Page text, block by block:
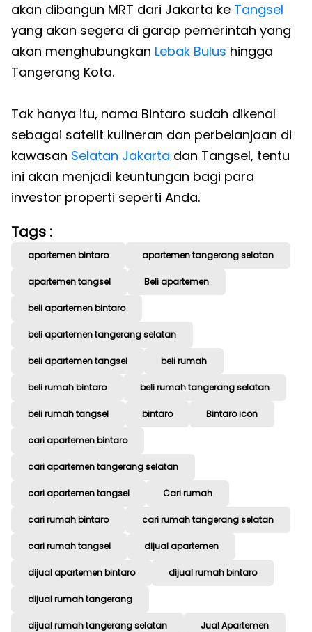
akan dibangun MRT dari Jakarta ke Tangsel
yang akan segera di garap pemerintah yang
akan menghubungkan Lebak Bulus hingga
Tangerang Kota.
Tak hanya itu, nama Bintaro sudah dikenal
sebagai satelit kulineran dan perbelanjaan di
kawasan Selatan Jakarta dan Tangsel, tentu
ini akan menjadi keuntungan bagi para
investor properti seperti Anda.
Tags :
apartemen bintaro apartemen tangerang selatan
apartemen tangsel Beli apartemen
beli apartemen bintaro
beli apartemen tangerang selatan
beli apartemen tangsel beli rumah
beli rumah bintaro beli rumah tangerang selatan
beli rumah tangsel bintaro Bintaro icon
cari apartemen bintaro
cari apartemen tangerang selatan
cari apartemen tangsel Cari rumah
cari rumah bintaro cari rumah tangerang selatan
cari rumah tangsel dijual apartemen
dijual apartemen bintaro dijual rumah bintaro
dijual rumah tangerang
dijual rumah tangerang selatan Jual Apartemen